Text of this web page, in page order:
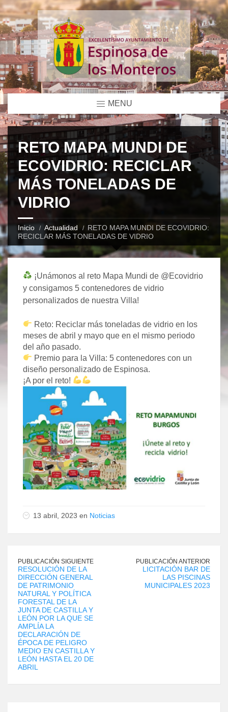
MENU
RETO MAPA MUNDI DE
ECOVIDRIO: RECICLAR
MÁS TONELADAS DE
VIDRIO
Inicio Actualidad
RETO MAPA MUNDI DE ECOVIDRIO:
RECICLAR MÁS TONELADAS DE VIDRIO
¡Unámonos al reto Mapa Mundi de @Ecovidrio
y consigamos 5 contenedores de vidrio
personalizados de nuestra Villa!
Reto: Reciclar más toneladas de vidrio en los
meses de abril y mayo que en el mismo periodo
del año pasado.
Premio para la Villa: 5 contenedores con un
diseño personalizado de Espinosa.
¡A por el reto!
13 abril, 2023 en Noticias
PUBLICACIÓN SIGUIENTE
RESOLUCIÓN DE LA
DIRECCIÓN GENERAL
DE PATRIMONIO
NATURAL Y POLÍTICA
FORESTAL DE LA
JUNTA DE CASTILLA Y
LEÓN POR LA QUE SE
AMPLÍA LA
DECLARACIÓN DE
ÉPOCA DE PELIGRO
MEDIO EN CASTILLA Y
LEÓN HASTA EL 20 DE
ABRIL
PUBLICACIÓN ANTERIOR
LICITACIÓN BAR DE
LAS PISCINAS
MUNICIPALES 2023